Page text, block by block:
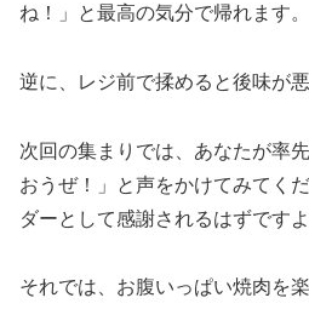
ね！」と最高の気分で帰れます。
逆に、レジ前で揉めると後味が
次回の集まりでは、あなたが率
おうぜ！」と声をかけてみてく
ダーとして感謝されるはずですよ
それでは、お腹いっぱい焼肉を